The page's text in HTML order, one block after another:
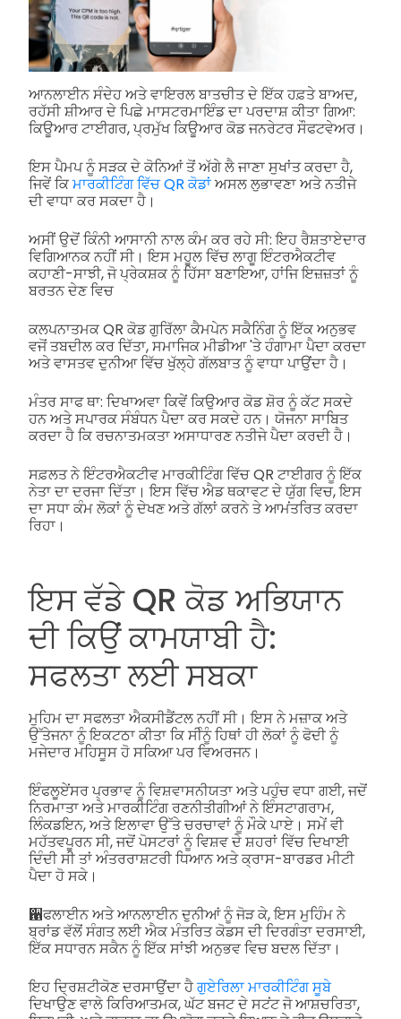
ਆਨਲਾਈਨ ਸੰਦੇਹ ਅਤੇ ਵਾਇਰਲ ਬਾਤਚੀਤ ਦੇ ਇੱਕ ਹਫ਼ਤੇ ਬਾਅਦ,
ਰਹੱਸੀ ਸ਼ੀਆਰ ਦੇ ਪਿਛੇ ਮਾਸਟਰਮਾਇੰਡ ਦਾ ਪਰਦਾਸ਼ ਕੀਤਾ ਗਿਆ:
ਕਿਊਆਰ ਟਾਈਗਰ, ਪ੍ਰਮੁੱਖ ਕਿਊਆਰ ਕੋਡ ਜਨਰੇਟਰ ਸੌਫਟਵੇਅਰ।
ਇਸ ਪੈਮਪ ਨੂੰ ਸੜਕ ਦੇ ਕੋਨਿਆਂ ਤੋਂ ਅੱਗੇ ਲੈ ਜਾਣਾ ਸੁਖਾਂਤ ਕਰਦਾ ਹੈ,
ਜਿਵੇਂ ਕਿਮਾਰਕੀਟਿੰਗ ਵਿੱਚ QR ਕੋਡਾਂਅਸਲ ਲੁਭਾਵਣਾ ਅਤੇ ਨਤੀਜੇ
ਦੀ ਵਾਧਾ ਕਰ ਸਕਦਾ ਹੈ।
ਅਸੀਂ ਉਦੋਂ ਕਿੰਨੀ ਆਸਾਨੀ ਨਾਲ ਕੰਮ ਕਰ ਰਹੇ ਸੀ: ਇਹ ਰੈਸ਼ਤਾਏਦਾਰ
ਵਿਗਿਆਨਕ ਨਹੀਂ ਸੀ। ਇਸ ਮਹੂਲ ਵਿੱਚ ਲਾਗੂ ਇੰਟਰਐਕਟੀਵ
ਕਹਾਣੀ-ਸਾਝੀ, ਜੋ ਪ੍ਰੇਕਸ਼ਕ ਨੂੰ ਹਿੱਸਾ ਬਣਾਇਆ, ਹਾਂਜਿ ਇਜ਼ਜ਼ਤਾਂ ਨੂੰ
ਬਰਤਨ ਦੇਣ ਵਿਚ
ਕਲਪਨਾਤਮਕ QR ਕੋਡ ਗੁਰਿੱਲਾ ਕੈਮਪੇਨ ਸਕੈਨਿੰਗ ਨੂੰ ਇੱਕ ਅਨੁਭਵ
ਵਜੋਂ ਤਬਦੀਲ ਕਰ ਦਿੱਤਾ, ਸਮਾਜਿਕ ਮੀਡੀਆ 'ਤੇ ਹੰਗਾਮਾ ਪੈਦਾ ਕਰਦਾ
ਅਤੇ ਵਾਸਤਵ ਦੁਨੀਆ ਵਿੱਚ ਖੁੱਲ੍ਹੇ ਗੱਲਬਾਤ ਨੂੰ ਵਾਧਾ ਪਾਉਂਦਾ ਹੈ।
ਮੰਤਰ ਸਾਫ ਥਾ: ਦਿਖਾਅਵਾ ਕਿਵੇਂ ਕਿਉਆਰ ਕੋਡ ਸ਼ੋਰ ਨੂੰ ਕੱਟ ਸਕਦੇ
ਹਨ ਅਤੇ ਸਪਾਰਕ ਸੰਬੰਧਨ ਪੈਦਾ ਕਰ ਸਕਦੇ ਹਨ। ਯੋਜਨਾ ਸਾਬਿਤ
ਕਰਦਾ ਹੈ ਕਿ ਰਚਨਾਤਮਕਤਾ ਅਸਾਧਾਰਣ ਨਤੀਜੇ ਪੈਦਾ ਕਰਦੀ ਹੈ।
ਸਫ਼ਲਤ ਨੇ ਇੰਟਰਐਕਟੀਵ ਮਾਰਕੀਟਿੰਗ ਵਿੱਚ QR ਟਾਈਗਰ ਨੂੰ ਇੱਕ
ਨੇਤਾ ਦਾ ਦਰਜਾ ਦਿੱਤਾ। ਇਸ ਵਿੱਚ ਐਡ ਥਕਾਵਟ ਦੇ ਯੁੱਗ ਵਿਚ, ਇਸ
ਦਾ ਸਧਾ ਕੰਮ ਲੋਕਾਂ ਨੂੰ ਦੇਖਣ ਅਤੇ ਗੱਲਾਂ ਕਰਨੇ ਤੇ ਆਮਂਤਰਿਤ ਕਰਦਾ
ਰਿਹਾ।
ਇਸ ਵੱਡੇ QR ਕੋਡ ਅਭਿਯਾਨ
ਦੀ ਕਿਉਂ ਕਾਮਯਾਬੀ ਹੈ:
ਸਫਲਤਾ ਲਈ ਸਬਕਾ
ਮੁਹਿਮ ਦਾ ਸਫਲਤਾ ਐਕਸੀਡੈਂਟਲ ਨਹੀਂ ਸੀ। ਇਸ ਨੇ ਮਜ਼ਾਕ ਅਤੇ
ਉੱਤੇਜਨਾ ਨੂੰ ਇਕਟਠਾ ਕੀਤਾ ਕਿ ਸੀੰਨੂੰ ਹਿਥਾਂ ਹੀ ਲੋਕਾਂ ਨੂੰ ਫੋਦੀ ਨੂੰ
ਮਜੇਦਾਰ ਮਹਿਸੂਸ ਹੋ ਸਕਿਆ ਪਰ ਵਿਅਰਜਨ।
ਇੰਫਲੂਏਂਸਰ ਪ੍ਰਭਾਵ ਨੂੰ ਵਿਸ਼ਵਾਸਨੀਯਤਾ ਅਤੇ ਪਹੁੰਚ ਵਧਾ ਗਈ, ਜਦੋਂ
ਨਿਰਮਾਤਾ ਅਤੇ ਮਾਰਕੀਟਿੰਗ ਰਣਨੀਤੀਗੀਆਂ ਨੇ ਇੰਸਟਾਗਰਾਮ,
ਲਿੰਕਡਇਨ, ਅਤੇ ਇਲਾਵਾ ਉੱਤੇ ਚਰਚਾਵਾਂ ਨੂੰ ਮੌਕੇ ਪਾਏ। ਸਮੇਂ ਵੀ
ਮਹੱਤਵਪੂਰਨ ਸੀ, ਜਦੋਂ ਪੋਸਟਰਾਂ ਨੂੰ ਵਿਸ਼ਵ ਦੇ ਸ਼ਹਰਾਂ ਵਿੱਚ ਦਿਖਾਈ
ਦਿੰਦੀ ਸੀ ਤਾਂ ਅੰਤਰਰਾਸ਼ਟਰੀ ਧਿਆਨ ਅਤੇ ਕ੍ਰਾਸ-ਬਾਰਡਰ ਮੀਟੀ
ਪੈਦਾ ਹੋ ਸਕੇ।
਑ਫਲਾਈਨ ਅਤੇ ਆਨਲਾਈਨ ਦੁਨੀਆਂ ਨੂੰ ਜੋੜ ਕੇ, ਇਸ ਮੁਹਿੰਮ ਨੇ
ਬ੍ਰਾਂਡ ਵੱਲੋਂ ਸੰਗਤ ਲਈ ਐਕ ਮੰਤਰਿਤ ਕੋਡਸ ਦੀ ਦਿਰਗੰਤਾ ਦਰਸਾਈ,
ਇੱਕ ਸਧਾਰਨ ਸਕੈਨ ਨੂੰ ਇੱਕ ਸਾਂਝੀ ਅਨੁਭਵ ਵਿਚ ਬਦਲ ਦਿੱਤਾ।
ਇਹ ਦ੍ਰਿਸ਼ਟੀਕੋਣ ਦਰਸਾਉਂਦਾ ਹੈਗੁਏਰਿਲਾ ਮਾਰਕੀਟਿੰਗ ਸੂਬੇ
ਦਿਖਾਉਣ ਵਾਲੇ ਕਿਰਿਆਤਮਕ, ਘੱਟ ਬਜਟ ਦੇ ਸਟਂਟ ਜੋ ਆਸ਼ਚਰਿਤਾ,